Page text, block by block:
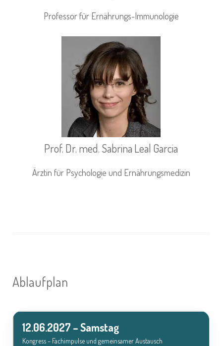
Professor für Ernährungs-Immunologie
Prof. Dr. med. Sabrina Leal Garcia
Ärztin für Psychologie und Ernährungsmedizin
Ablaufplan
12.06.2027 – Samstag
Kongress – Fachimpulse und gemeinsamer Austausch